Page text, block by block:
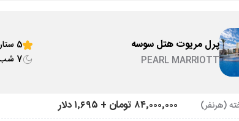
پرل مریوت هتل سوسه
PEARL MARRIOTT
5 ستاره
7 شب
۸۴٬۰۰۰٬۰۰۰ تومان + ۱٬۶۹۵ دلار